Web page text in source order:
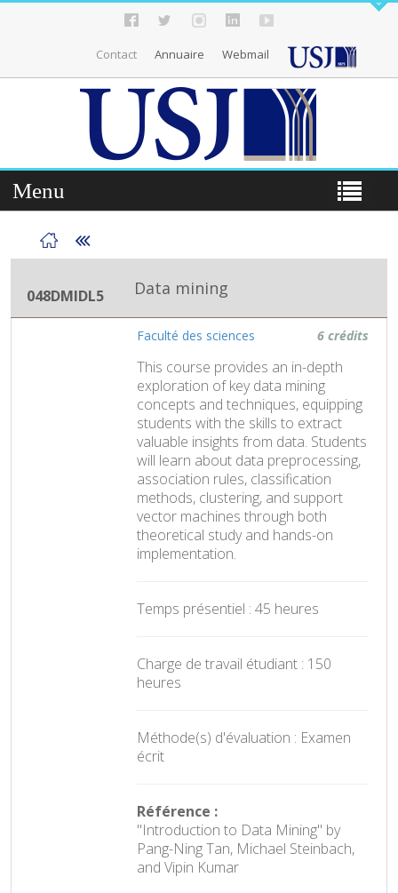
Contact Annuaire Webmail
Menu
048DMIDL5 Data mining
Faculté des sciences 6 crédits
This course provides an in-depth
exploration of key data mining
concepts and techniques, equipping
students with the skills to extract
valuable insights from data. Students
will learn about data preprocessing,
association rules, classification
methods, clustering, and support
vector machines through both
theoretical study and hands-on
implementation.
Temps présentiel : 45 heures
Charge de travail étudiant : 150
heures
Méthode(s) d'évaluation : Examen
écrit
Référence :
"Introduction to Data Mining" by
Pang-Ning Tan, Michael Steinbach,
and Vipin Kumar